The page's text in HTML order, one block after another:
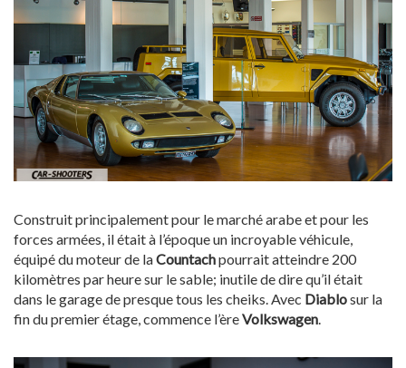
Construit principalement pour le marché arabe et pour les
forces armées, il était à l’époque un incroyable véhicule,
équipé du moteur de laCountachpourrait atteindre 200
kilomètres par heure sur le sable; inutile de dire qu’il était
dans le garage de presque tous les cheiks. Avec Diablosur la
fin du premier étage, commence l’èreVolkswagen.